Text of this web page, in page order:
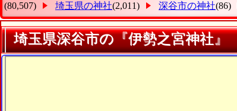
(80,507)
埼玉県の神社(2,011) 深谷市の神社(86)
埼玉県深谷市の『伊勢之宮神社』